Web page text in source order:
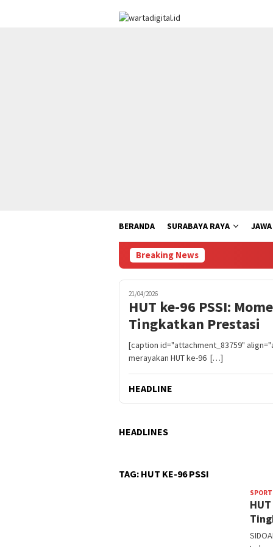
BERANDA SURABAYA RAYA
Breaking News
21/04/2026
HUT ke-96 PSSI:
Tingkatkan Prestasi
[caption id="attachment_83759"
merayakan HUT ke-96 […]
HEADLINE
HEADLINES
TAG: HUT KE-96 PSSI
SPORT